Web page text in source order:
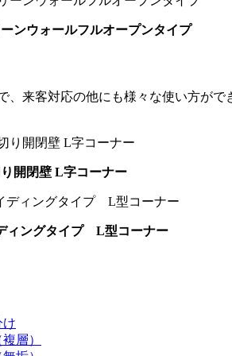
ーンウォールフルオープンタイプ
、来客対応の他にも様々な使い方がで
り開閉壁 L字コーナー
ィングタイプ L型コーナー
け
層）